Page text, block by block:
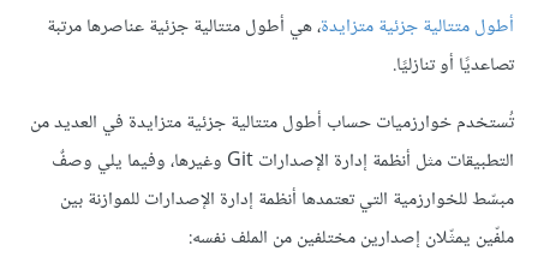
أطول متتالية جزئية متزايدة، هي أطول متتالية جزئية عناصرها مرتبة
تصاعديًا أو تنازليًا.
تُستخدم خوارزميات حساب أطول متتالية جزئية متزايدة في العديد من
التطبيقات مثل أنظمة إدارة الإصدارات Git وغيرها، وفيما يلي وصفٌ
مبسّط للخوارزمية التي تعتمدها أنظمة إدارة الإصدارات للموازنة بين
ملفّين يمثّلان إصدارين مختلفين من الملف نفسه: